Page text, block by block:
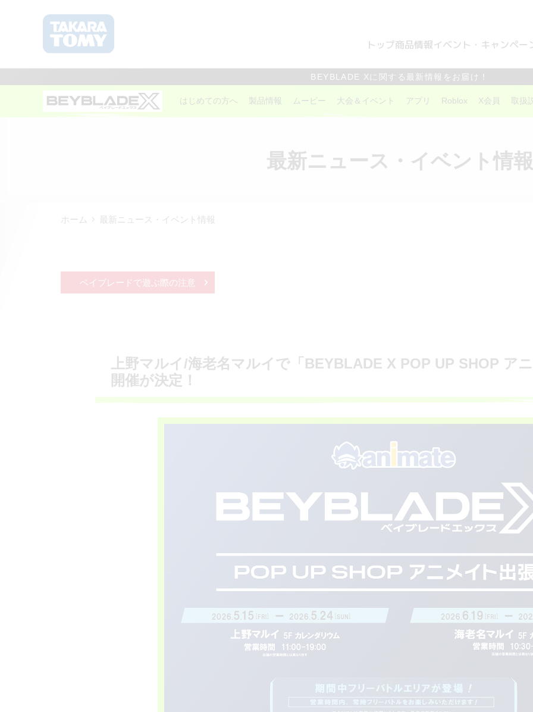
トップ商品情報イベント・キャンペー
BEYBLADE Xに関する最新情報をお届け！
はじめての方へ 製品情報 ムービー 大会＆イベント アプリ Roblox X会員 取扱
最新ニュース・イベント情報
ホーム 最新ニュース・イベント情報
ベイブレードで遊ぶ際の注意
上野マルイ/海老名マルイで「BEYBLADE X POP UP SHOP ア
開催が決定！